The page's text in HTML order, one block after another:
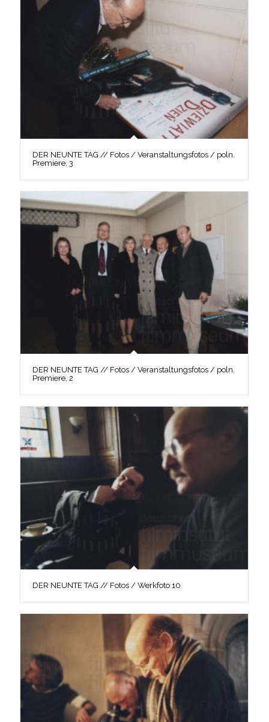
DER NEUNTE TAG // Fotos / Veranstaltungsfotos / poln.
Premiere, 3
DER NEUNTE TAG // Fotos / Veranstaltungsfotos / poln.
Premiere, 2
DER NEUNTE TAG // Fotos / Werkfoto 10